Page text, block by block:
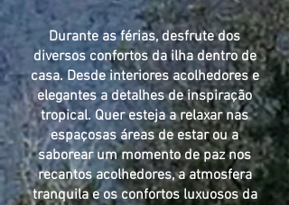
Durante as férias, desfrute dos
diversos confortos da ilha dentro de
casa. Desde interiores acolhedores e
elegantes a detalhes de inspiração
tropical. Quer esteja a relaxar nas
espaçosas áreas de estar ou a
saborear um momento de paz nos
recantos acolhedores, a atmosfera
tranquila e os confortos luxuosos da